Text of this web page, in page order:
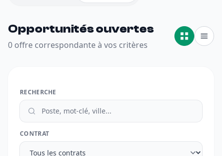
Opportunités ouvertes
0 offre correspondante à vos critères
RECHERCHE
CONTRAT